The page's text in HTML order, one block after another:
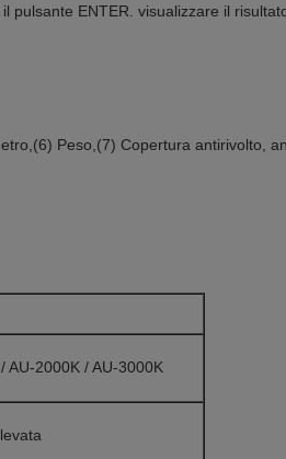
ENTER. visualizzare il
Peso,(7) Copertura antirivolto,
AU-2000K / AU-3000K